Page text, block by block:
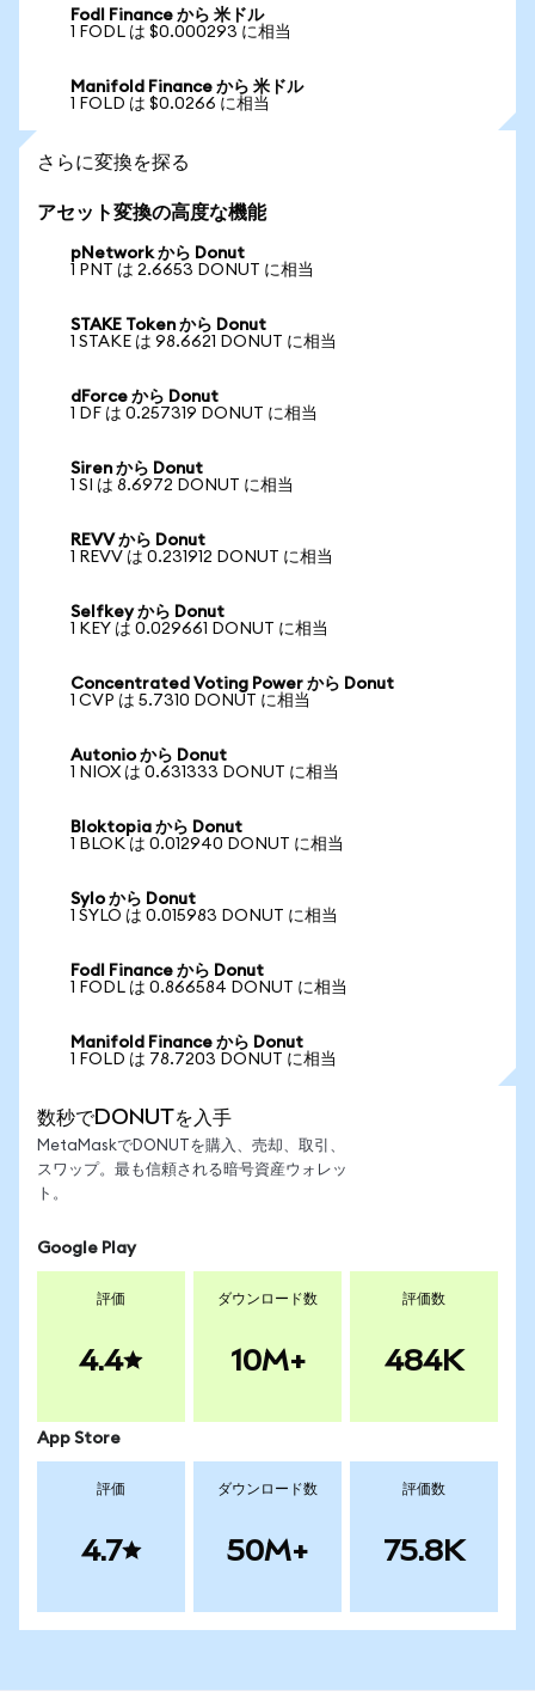
Fodl Finance から 米ドル
1 FODL は $0.000293 に相当
Manifold Finance から 米ドル
1 FOLD は $0.0266 に相当
さらに変換を探る
アセット変換の高度な機能
pNetwork から Donut
1 PNT は 2.6653 DONUT に相当
STAKE Token から Donut
1 STAKE は 98.6621 DONUT に相当
dForce から Donut
1 DF は 0.257319 DONUT に相当
Siren から Donut
1 SI は 8.6972 DONUT に相当
REVV から Donut
1 REVV は 0.231912 DONUT に相当
Selfkey から Donut
1 KEY は 0.029661 DONUT に相当
Concentrated Voting Power から Donut
1 CVP は 5.7310 DONUT に相当
Autonio から Donut
1 NIOX は 0.631333 DONUT に相当
Bloktopia から Donut
1 BLOK は 0.012940 DONUT に相当
Sylo から Donut
1 SYLO は 0.015983 DONUT に相当
Fodl Finance から Donut
1 FODL は 0.866584 DONUT に相当
Manifold Finance から Donut
1 FOLD は 78.7203 DONUT に相当
数秒でDONUTを入手
MetaMaskでDONUTを購入、売却、取引、
スワップ。最も信頼される暗号資産ウォレッ
ト。
Google Play
評価
4.4
ダウンロード数
10M+
評価数
484K
App Store
評価
4.7
ダウンロード数
50M+
評価数
75.8K